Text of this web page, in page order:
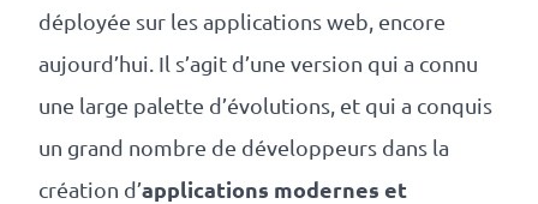
blog
déployée sur les applications web, encore
aujourd’hui. Il s’agit d’une version qui a connu
une large palette d’évolutions, et qui a conquis
un grand nombre de développeurs dans la
création d’applications modernes et